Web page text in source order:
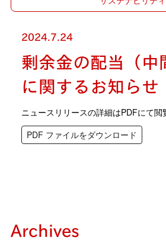
2024.7.24
剰余金の配当（中
に関するお知らせ
ニュースリリースの詳細はPDFにて閲
PDF ファイルをダウンロード
Archives